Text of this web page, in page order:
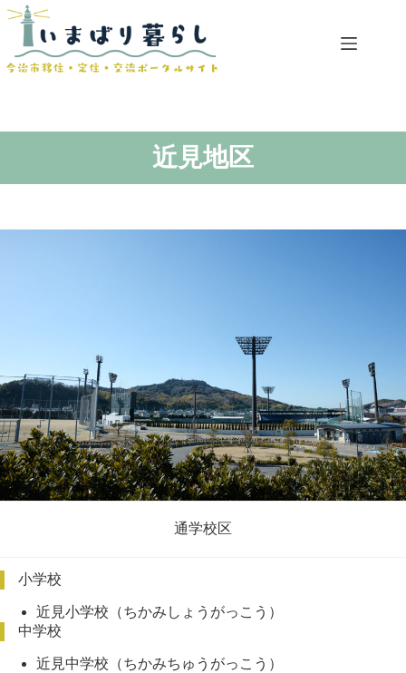
コ
ン
近見地区
通学校区
小学校
近見小学校（ちかみしょうがっこう）
中学校
近見中学校（ちかみちゅうがっこう）